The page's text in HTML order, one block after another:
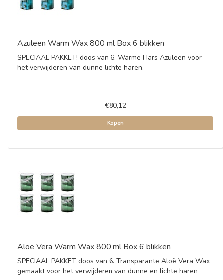
Azuleen Warm Wax 800 ml Box 6 blikken
SPECIAAL PAKKET! doos van 6. Warme Hars Azuleen voor
het verwijderen van dunne lichte haren.
€80,12
Kopen
Aloë Vera Warm Wax 800 ml Box 6 blikken
SPECIAAL PAKKET doos van 6. Transparante Aloë Vera Wax
gemaakt voor het verwijderen van dunne en lichte haren